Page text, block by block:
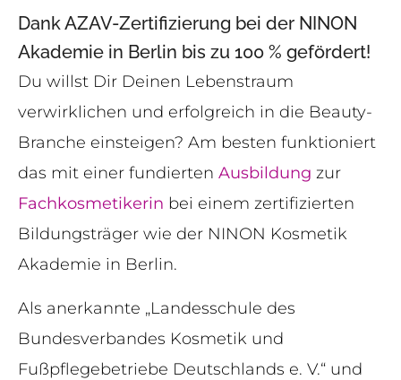
Dank AZAV-Zertifizierung bei der NINON
Akademie in Berlin bis zu 100 % gefördert!
Du willst Dir Deinen Lebenstraum
verwirklichen und erfolgreich in die Beauty-
Branche einsteigen? Am besten funktioniert
das mit einer fundierten Ausbildung zur
Fachkosmetikerin bei einem zertifizierten
Bildungsträger wie der NINON Kosmetik
Akademie in Berlin.
Als anerkannte „Landesschule des
Bundesverbandes Kosmetik und
Fußpflegebetriebe Deutschlands e. V.“ und